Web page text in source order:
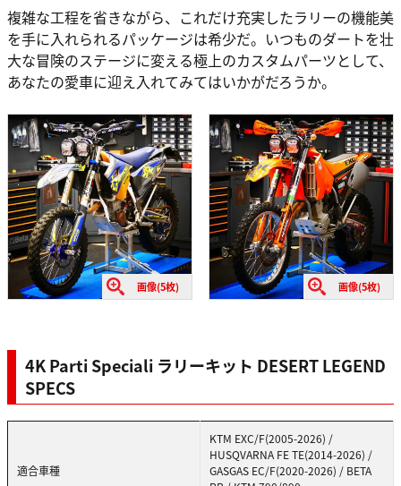
複雑な工程を省きながら、これだけ充実したラリーの機能美
を手に入れられるパッケージは希少だ。いつものダートを壮
大な冒険のステージに変える極上のカスタムパーツとして、
あなたの愛車に迎え入れてみてはいかがだろうか。
画像(5枚) 画像(5枚)
4K Parti Speciali ラリーキット DESERT LEGEND
SPECS
適合車種
KTM EXC/F(2005-2026) /
HUSQVARNA FE TE(2014-2026) /
GASGAS EC/F(2020-2026) / BETA